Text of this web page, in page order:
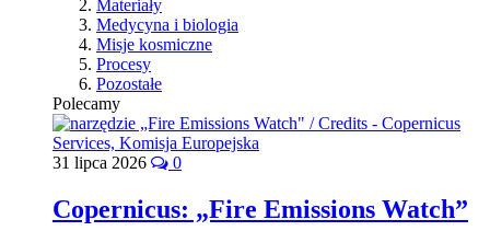
Materiały
Medycyna i biologia
Misje kosmiczne
Procesy
Pozostałe
Polecamy
31 lipca 2026 0
Copernicus: „Fire Emissions Watch”